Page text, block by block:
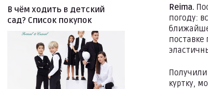
В чём ходить в детский
сад? Список покупок
Reima.
погоду:
Получили
куртку,